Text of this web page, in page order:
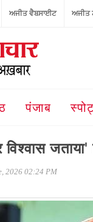
ਅਜੀਤ ਵੈਬਸਾਈਟ ਅਜੀਤ
पंजाब
2026 02:24 PM